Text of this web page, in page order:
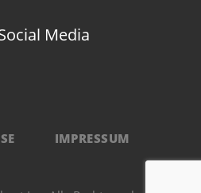
Media
IMPRESSUM